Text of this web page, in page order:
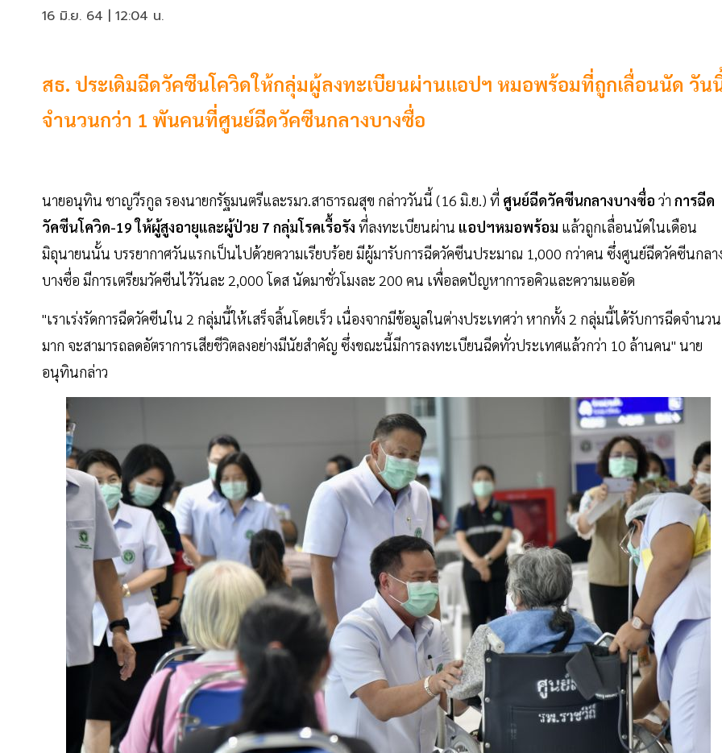
16 มิ.ย. 64 | 12:04 น.
สธ. ประเดิมฉีดวัคซีนโควิดให้กลุ่มผู้ลงทะเบียนผ่านแอปฯ หมอพร้อมที่ถูกเลื่อนนัด วัน
จำนวนกว่า 1 พันคนที่ศูนย์ฉีดวัคซีนกลางบางซื่อ
นายอนุทิน ชาญวีรกูล รองนายกรัฐมนตรีและรมว.สาธารณสุข กล่าววันนี้ (16 มิ.ย.) ที่ ศูนย์ฉีดวัคซีนกลางบางซื่อ ว่า การฉีด
วัคซีนโควิด-19 ให้ผู้สูงอายุและผู้ป่วย 7 กลุ่มโรคเรื้อรัง ที่ลงทะเบียนผ่าน แอปฯหมอพร้อม แล้วถูกเลื่อนนัดในเดือน
มิถุนายนนั้น บรรยากาศวันแรกเป็นไปด้วยความเรียบร้อย มีผู้มารับการฉีดวัคซีนประมาณ 1,000 กว่าคน ซึ่งศูนย์ฉีดวัคซีนกลา
บางซื่อ มีการเตรียมวัคซีนไว้วันละ 2,000 โดส นัดมาชั่วโมงละ 200 คน เพื่อลดปัญหาการอคิวและความแออัด
"เราเร่งรัดการฉีดวัคซีนใน 2 กลุ่มนี้ให้เสร็จสิ้นโดยเร็ว เนื่องจากมีข้อมูลในต่างประเทศว่า หากทั้ง 2 กลุ่มนี้ได้รับการฉีดจำนวน
มาก จะสามารถลดอัตราการเสียชีวิตลงอย่างมีนัยสำคัญ ซึ่งขณะนี้มีการลงทะเบียนฉีดทั่วประเทศแล้วกว่า 10 ล้านคน" นาย
อนุทินกล่าว